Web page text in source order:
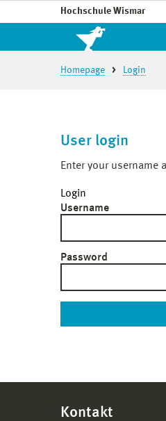
Hochschule Wismar
Homepage Login
User login
Enter your username
Login
Username
Password
Kontakt